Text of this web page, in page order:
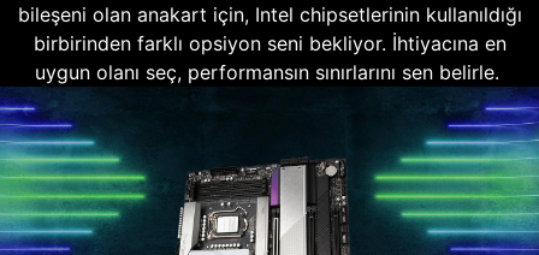
bileşeni olan anakart için, Intel chipsetlerinin kullanıldığı
birbirinden farklı opsiyon seni bekliyor. İhtiyacına en
uygun olanı seç, performansın sınırlarını sen belirle.